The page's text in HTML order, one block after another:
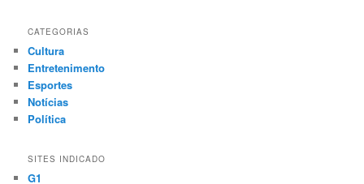
CATEGORIAS
Cultura
Entretenimento
Esportes
Notícias
Política
SITES INDICADO
G1